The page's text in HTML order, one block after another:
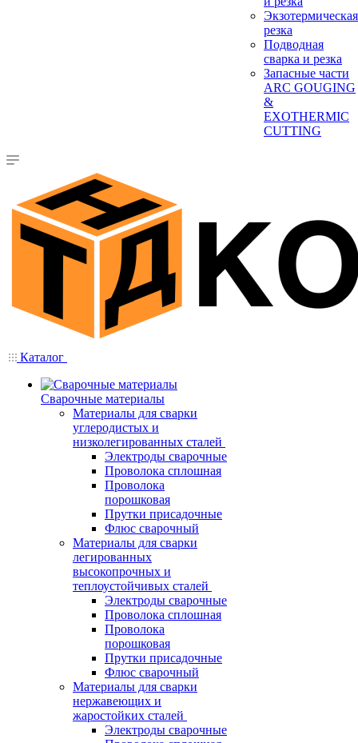
Экзотермическая
резка
Подводная
сварка и резка
Запасные части
ARC GOUGING
&
EXOTHERMIC
CUTTING
Каталог
Сварочные материалы
Материалы для сварки
углеродистых и
низколегированных сталей
Электроды сварочные
Проволока сплошная
Проволока
порошковая
Прутки присадочные
Флюс сварочный
Материалы для сварки
легированных
высокопрочных и
теплоустойчивых сталей
Электроды сварочные
Проволока сплошная
Проволока
порошковая
Прутки присадочные
Флюс сварочный
Материалы для сварки
нержавеющих и
жаростойких сталей
Электроды сварочные